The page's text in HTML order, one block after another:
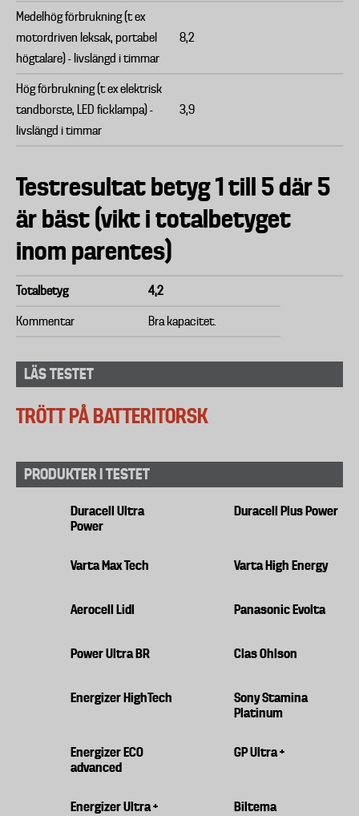
Medelhög förbrukning (t ex
motordriven leksak, portabel
högtalare) - livslängd i timmar
8,2
Hög förbrukning (t ex elektrisk
tandborste, LED ficklampa) -
livslängd i timmar
3,9
Testresultat betyg 1 till 5 där 5
är bäst (vikt i totalbetyget
inom parentes)
Totalbetyg 4,2
Kommentar Bra kapacitet.
LÄS TESTET
TRÖTT PÅ BATTERITORSK
PRODUKTER I TESTET
Duracell Ultra
Power
Duracell Plus Power
Varta Max Tech Varta High Energy
Aerocell Lidl Panasonic Evolta
Power Ultra BR Clas Ohlson
Energizer HighTech
Sony Stamina
Platinum
Energizer ECO
advanced
GP Ultra +
Energizer Ultra + Biltema